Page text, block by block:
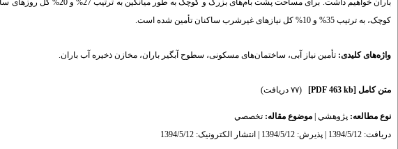
باران خواهیم داشت. برای
کوچک، به ترتیب 35% و 10% کل نیازهای غیرشرب ساکنان تأمین شده است.
واژه‌های کلیدی: تأمین نیاز آبی، ساختمان‌های مسکونی، سطوح آبگیر باران، مخازن ذخیره آب باران.
متن کامل [PDF 463 kb] (۷۷ دریافت)
نوع مطالعه: پژوهشي موضوع مقاله: تخصصي
دریافت: 1394/5/12 | پذیرش: 1394/5/12 | انتشار الکترونیک: 1394/5/12